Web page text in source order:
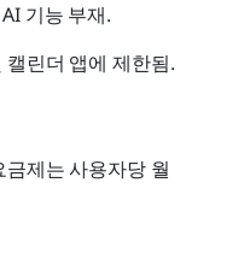
기능 부재.
린더 앱에 제한됨.
제는 사용자당 월